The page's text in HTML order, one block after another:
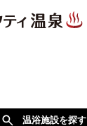
温浴施設を探す